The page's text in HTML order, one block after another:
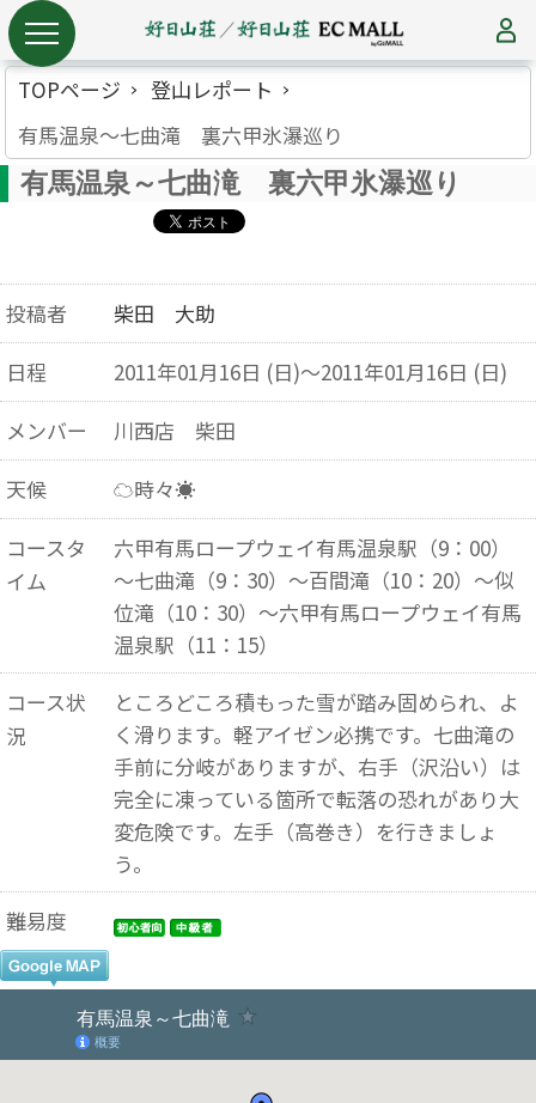
TOPページ
登山レポート
有馬温泉～七曲滝 裏六甲氷瀑巡り
有馬温泉～七曲滝 裏六甲氷瀑巡り
投稿者
柴田 大助
日程
2011年01月16日 (日)～2011年01月16日 (日)
メンバー
川西店 柴田
天候
☁時々☀
コースタ
イム
六甲有馬ロープウェイ有馬温泉駅（9：00）
～七曲滝（9：30）～百間滝（10：20）～似
位滝（10：30）～六甲有馬ロープウェイ有馬
温泉駅（11：15）
コース状
況
ところどころ積もった雪が踏み固められ、よ
く滑ります。軽アイゼン必携です。七曲滝の
手前に分岐がありますが、右手（沢沿い）は
完全に凍っている箇所で転落の恐れがあり大
変危険です。左手（高巻き）を行きましょ
う。
難易度